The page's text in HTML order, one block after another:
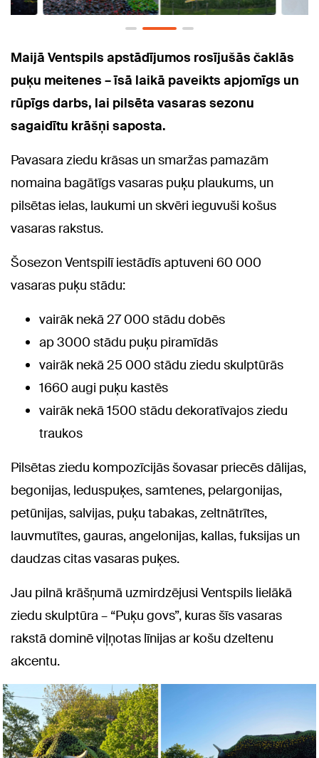
Maijā Ventspils apstādījumos rosījušās čaklās
puķu meitenes – īsā laikā paveikts apjomīgs un
rūpīgs darbs, lai pilsēta vasaras sezonu
sagaidītu krāšņi saposta.
Pavasara ziedu krāsas un smaržas pamazām
nomaina bagātīgs vasaras puķu plaukums, un
pilsētas ielas, laukumi un skvēri ieguvuši košus
vasaras rakstus.
Šosezon Ventspilī iestādīs aptuveni 60 000
vasaras puķu stādu:
vairāk nekā 27 000 stādu dobēs
ap 3000 stādu puķu piramīdās
vairāk nekā 25 000 stādu ziedu skulptūrās
1660 augi puķu kastēs
vairāk nekā 1500 stādu dekoratīvajos ziedu
traukos
Pilsētas ziedu kompozīcijās šovasar priecēs dālijas,
begonijas, leduspuķes, samtenes, pelargonijas,
petūnijas, salvijas, puķu tabakas, zeltnātrītes,
lauvmutītes, gauras, angelonijas, kallas, fuksijas un
daudzas citas vasaras puķes.
Jau pilnā krāšņumā uzmirdzējusi Ventspils lielākā
ziedu skulptūra – “Puķu govs”, kuras šīs vasaras
rakstā dominē viļņotas līnijas ar košu dzeltenu
akcentu.